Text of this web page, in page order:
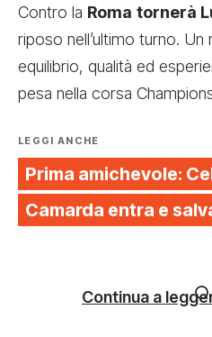
Contro la Roma tornerà
riposo nell’ultimo turno.
equilibrio, qualità ed
pesa nella corsa
LEGGI ANCHE
Prima amichevole:
Camarda entra e
Continua a